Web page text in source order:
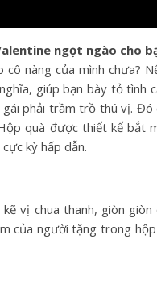
ngọt ngào cho
nàng của mình chưa?
giúp bạn bày tỏ tình
phải trầm trồ thú vị.
quà được thiết kế bắt
kỳ hấp dẫn.
vị chua thanh, giòn giòn
của người tặng trong